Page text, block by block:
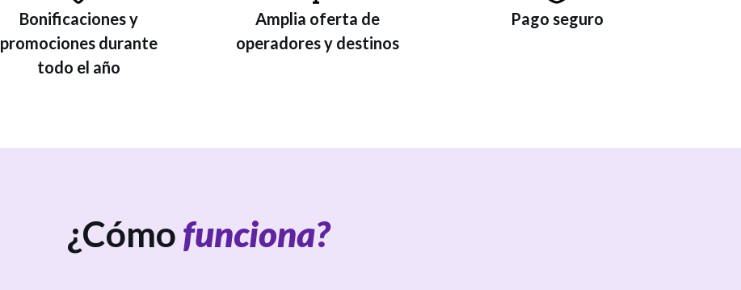
Bonificaciones y
promociones durante
todo el año
Amplia oferta de
operadores y destinos
Pago seguro
¿Cómofunciona?